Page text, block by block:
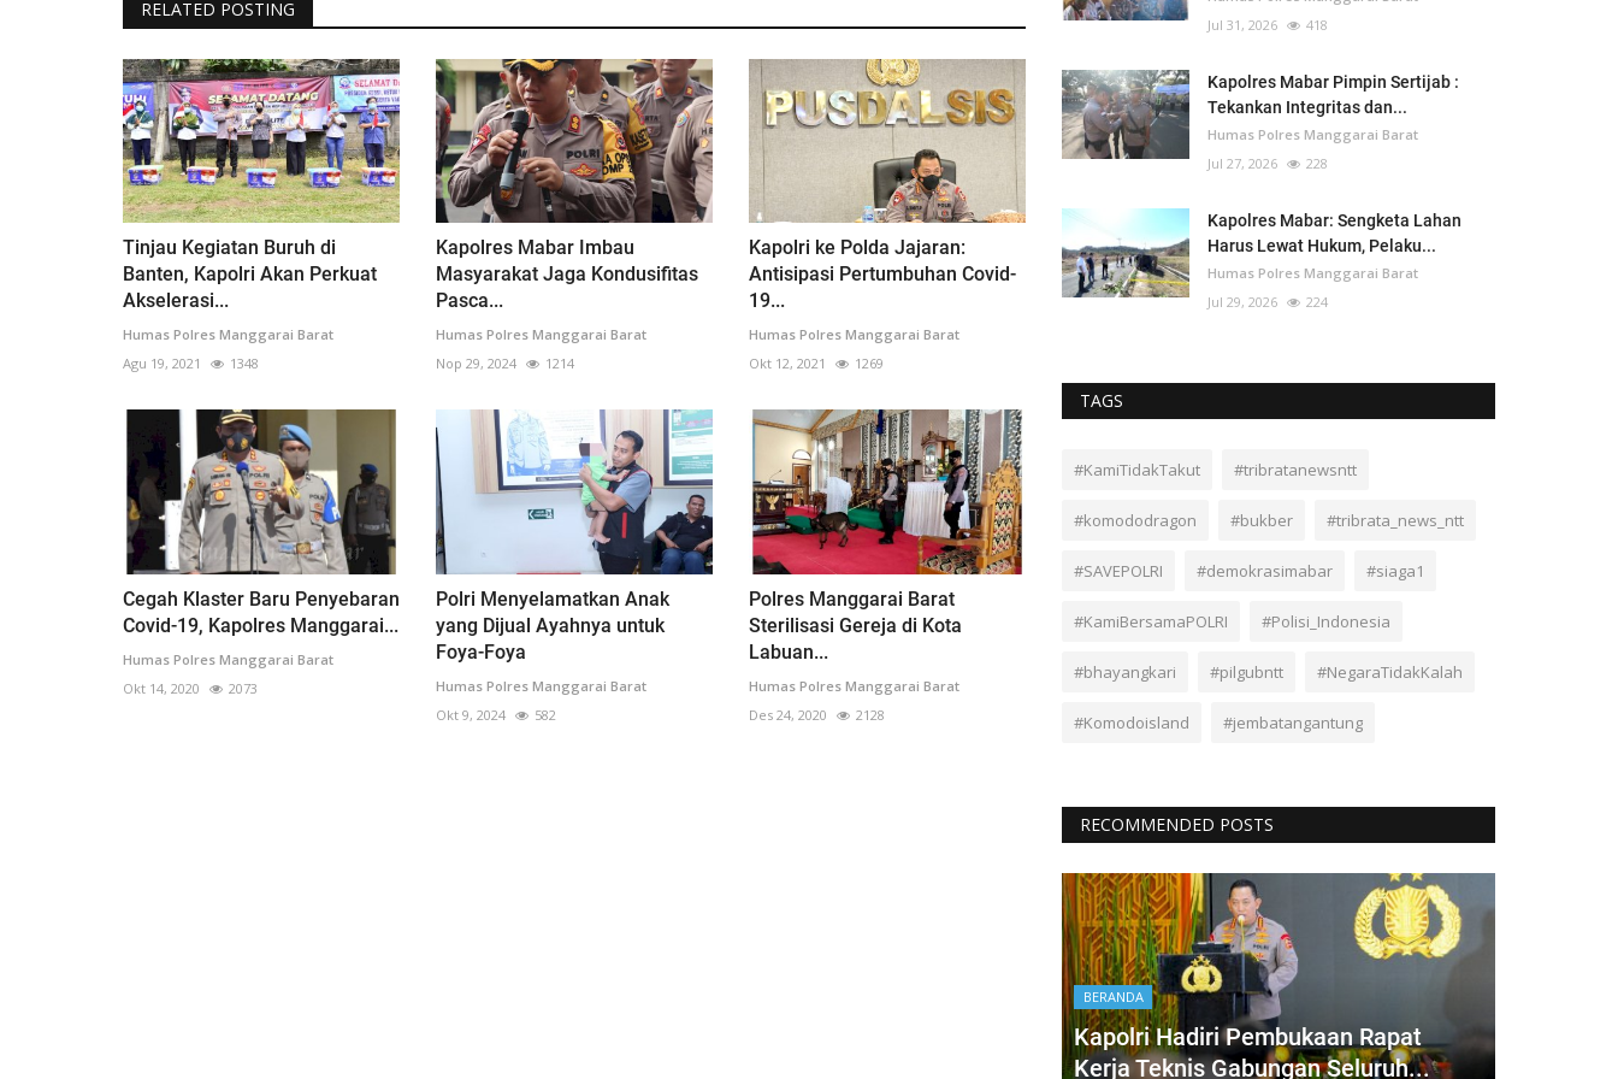
RELATED POSTING
Tinjau Kegiatan Buruh di
Banten, Kapolri Akan Perkuat
Akselerasi...
Humas Polres Manggarai Barat
Agu 19, 2021
1348
Kapolres Mabar Imbau
Masyarakat Jaga Kondusifitas
Pasca...
Humas Polres Manggarai Barat
Nop 29, 2024
1214
Kapolri ke Polda Jajaran:
Antisipasi Pertumbuhan Covid-
19...
Humas Polres Manggarai Barat
Okt 12, 2021
1269
Cegah Klaster Baru Penyebaran
Covid-19, Kapolres Manggarai...
Humas Polres Manggarai Barat
Okt 14, 2020
2073
Polri Menyelamatkan Anak
yang Dijual Ayahnya untuk
Foya-Foya
Humas Polres Manggarai Barat
Okt 9, 2024
582
Polres Manggarai Barat
Sterilisasi Gereja di Kota
Labuan...
Humas Polres Manggarai Barat
Des 24, 2020
2128
Jul 31, 2026
418
Kapolres Mabar Pimpin Sertijab :
Tekankan Integritas dan...
Humas Polres Manggarai Barat
Jul 27, 2026
228
Kapolres Mabar: Sengketa Lahan
Harus Lewat Hukum, Pelaku...
Humas Polres Manggarai Barat
Jul 29, 2026
224
TAGS
#KamiTidakTakut #tribratanewsntt
#komododragon #bukber #tribrata_news_ntt
#SAVEPOLRI #demokrasimabar #siaga1
#KamiBersamaPOLRI #Polisi_Indonesia
#bhayangkari #pilgubntt #NegaraTidakKalah
#Komodoisland #jembatangantung
RECOMMENDED POSTS
BERANDA
Kapolri Hadiri Pembukaan Rapat
Kerja Teknis Gabungan Seluruh...